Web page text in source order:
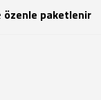
özenle paketlenir